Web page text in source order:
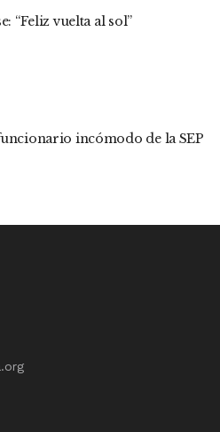
“Feliz vuelta al sol”
incómodo de la SEP